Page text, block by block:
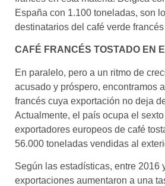
España con 1.100 toneladas, son
destinatarios del café verde
CAFÉ FRANCÉS TOSTADO EN
En paralelo, pero a un ritmo de
acusado y próspero, encontramos
francés cuya exportación no deja
Actualmente, el país ocupa el
exportadores europeos de café
56.000 toneladas vendidas al
Según las estadísticas, entre 2016
exportaciones aumentaron a una